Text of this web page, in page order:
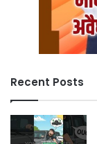
Recent Posts